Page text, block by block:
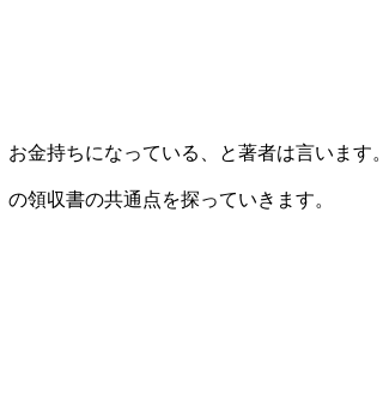
金持ちになっている、と著者は言います。
領収書の共通点を探っていきます。